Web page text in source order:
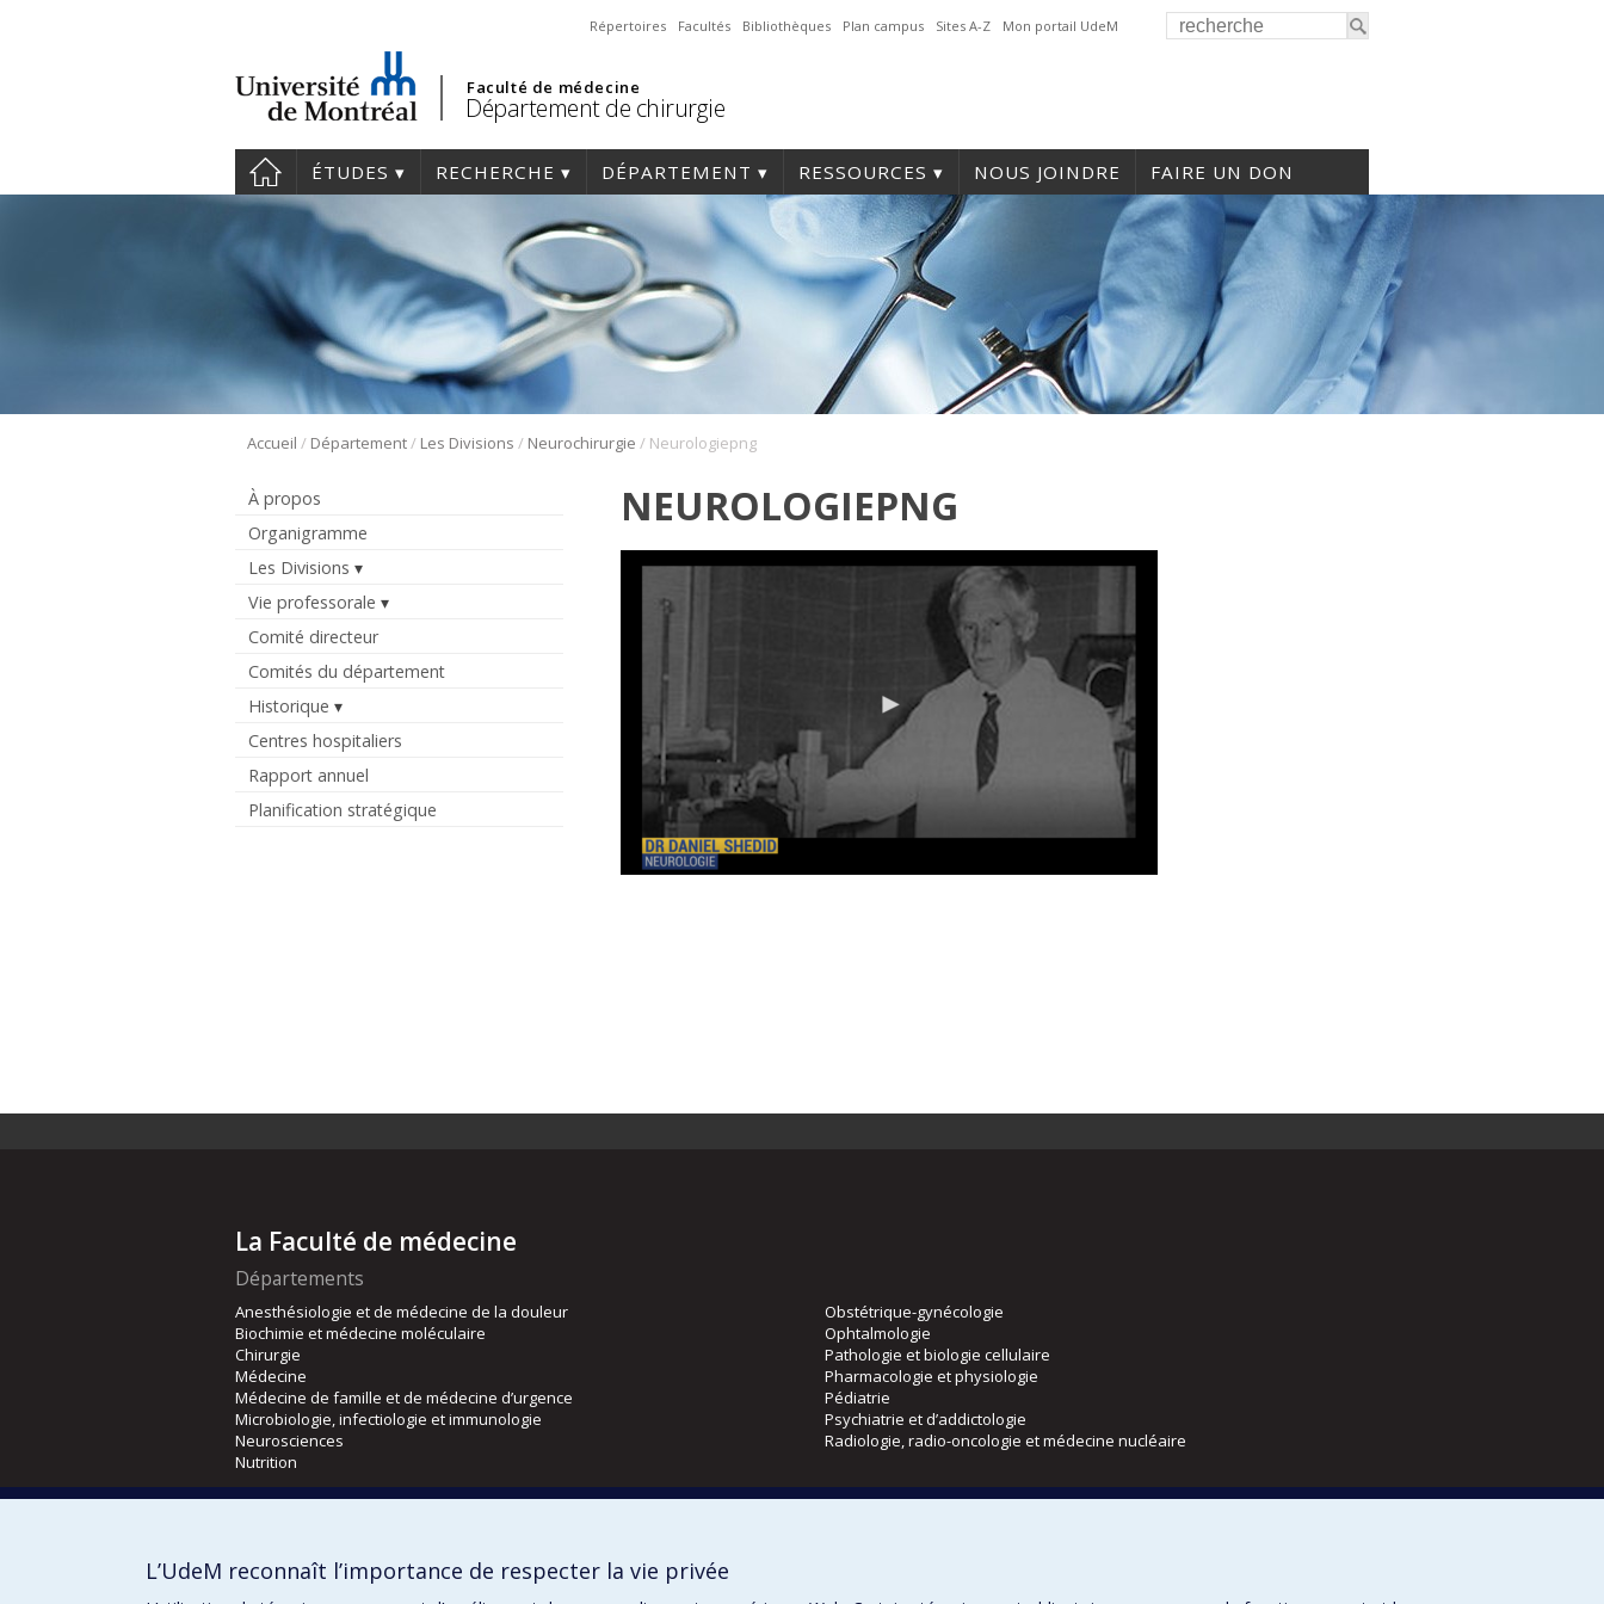
Répertoires Facultés Bibliothèques Plan campus Sites A-Z Mon portail UdeM
Faculté de médecine
Département de chirurgie
ÉTUDES RECHERCHE DÉPARTEMENT RESSOURCES NOUS JOINDRE FAIRE UN DON
Accueil / Département/ Les Divisions / Neurochirurgie / Neurologiepng
À propos
Organigramme
Les Divisions
Vie professorale
Comité directeur
Comités du département
Historique
Centres hospitaliers
Rapport annuel
Planification stratégique
NEUROLOGIEPNG
La Faculté de médecine
Départements
Anesthésiologie et de médecine de la douleur
Biochimie et médecine moléculaire
Chirurgie
Médecine
Médecine de famille et de médecine d’urgence
Microbiologie, infectiologie et immunologie
Neurosciences
Nutrition
Obstétrique-gynécologie
Ophtalmologie
Pathologie et biologie cellulaire
Pharmacologie et physiologie
Pédiatrie
Psychiatrie et d’addictologie
Radiologie, radio-oncologie et médecine nucléaire
Orthophonie et audiologie
L’UdeM reconnaît l’importance de respecter la vie privée